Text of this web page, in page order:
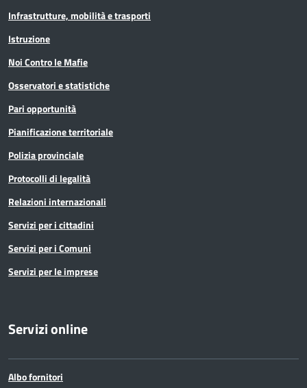
Infrastrutture, mobilità e trasporti
Istruzione
Noi Contro le Mafie
Osservatori e statistiche
Pari opportunità
Pianificazione territoriale
Polizia provinciale
Protocolli di legalità
Relazioni internazionali
Servizi per i cittadini
Servizi per i Comuni
Servizi per le imprese
Servizi online
Albo fornitori